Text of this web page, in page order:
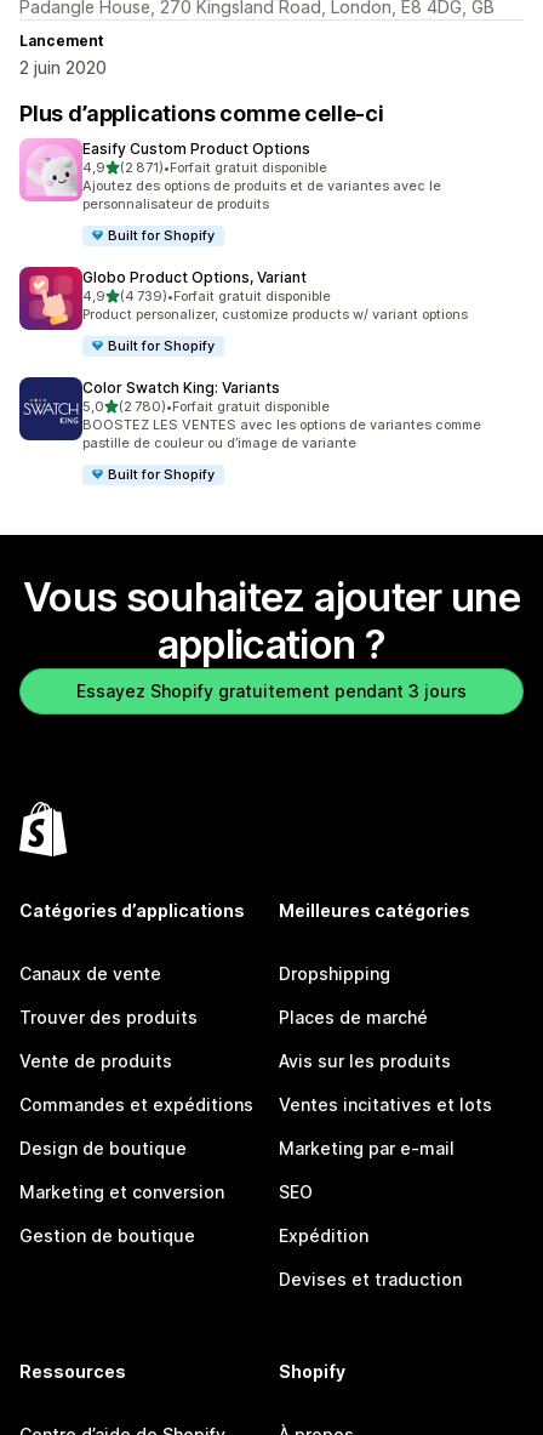
Padangle House, 270 Kingsland Road, London, E8 4DG, GB
Lancement
2 juin 2020
Plus d’applications comme celle-ci
Easify Custom Product Options
4,9étoile(s) sur 5
(2 871)
2871 avis au total
•Forfait gratuit disponible
Ajoutez des options de produits et de variantes avec le
personnalisateur de produits
Built for Shopify
Globo Product Options, Variant
4,9étoile(s) sur 5
(4 739)
4739 avis au total
•Forfait gratuit disponible
Product personalizer, customize products w/ variant options
Built for Shopify
Color Swatch King: Variants
5,0étoile(s) sur 5
(2 780)
2780 avis au total
•Forfait gratuit disponible
BOOSTEZ LES VENTES avec les options de variantes comme
pastille de couleur ou d’image de variante
Built for Shopify
Vous souhaitez ajouter une
application ?
Essayez Shopify gratuitement pendant 3 jours
Catégories d’applications
Canaux de vente
Trouver des produits
Vente de produits
Commandes et expéditions
Design de boutique
Marketing et conversion
Gestion de boutique
Meilleures catégories
Dropshipping
Places de marché
Avis sur les produits
Ventes incitatives et lots
Marketing par e-mail
SEO
Expédition
Devises et traduction
Ressources Shopify